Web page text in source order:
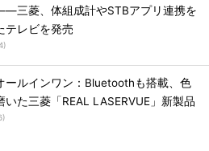
三菱、体組成計やSTBアプリ連携を
テレビを発売
)
ールインワン：Bluetoothも搭載、色
いた三菱「REAL LASERVUE」新製品
)